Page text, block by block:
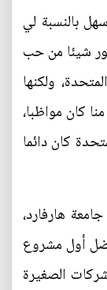
بالنسبة لي
شيئا من حب
ولكنها
كان مواظبا،
كان دائما
هارفارد،
أول مشروع
الصغيرة